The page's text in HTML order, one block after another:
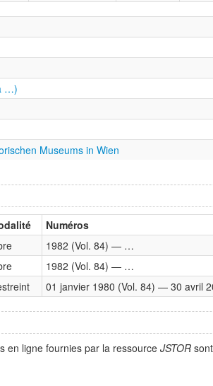
…)
Museums in Wien
Numéros
1982 (Vol. 84) — …
1982 (Vol. 84) — …
01 janvier 1980 (Vol. 84) — 30 avril
en ligne fournies par la ressource JSTOR